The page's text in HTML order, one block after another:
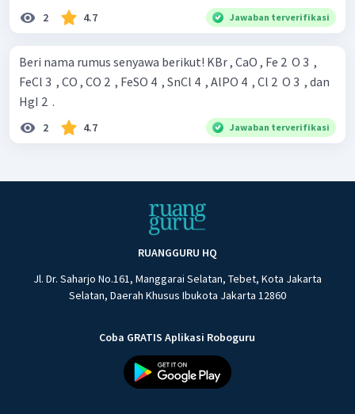
2 4.7 Jawaban terverifikasi
Beri nama rumus senyawa berikut! KBr , CaO , Fe 2 ​ O 3 ​ ,
FeCl 3 ​ , CO , CO 2 ​ , FeSO 4 ​ , SnCl 4 ​ , AlPO 4 ​ , Cl 2 ​ O 3 ​ , dan
HgI 2 ​ .
2 4.7 Jawaban terverifikasi
RUANGGURU HQ
Jl. Dr. Saharjo No.161, Manggarai Selatan, Tebet, Kota Jakarta
Selatan, Daerah Khusus Ibukota Jakarta 12860
Coba GRATIS Aplikasi Roboguru